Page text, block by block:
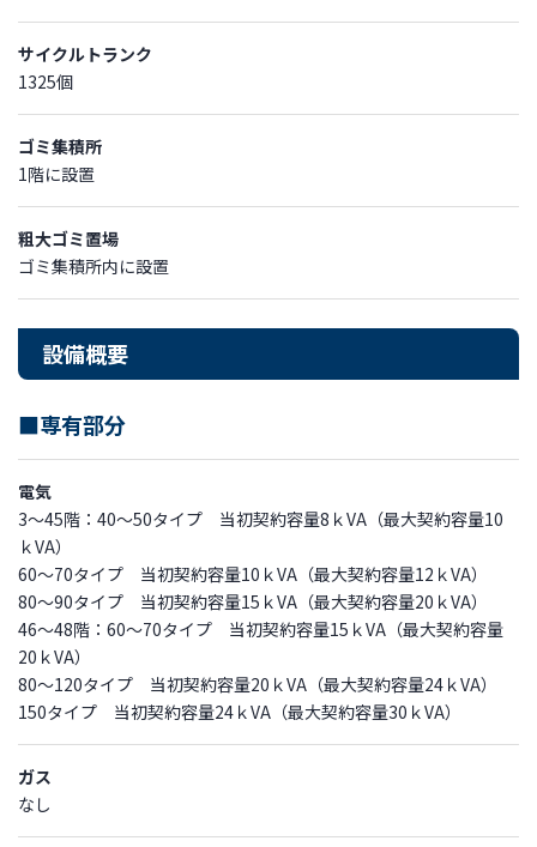
サイクルトランク
1325個
ゴミ集積所
1階に設置
粗大ゴミ置場
ゴミ集積所内に設置
設備概要
■専有部分
電気
3～45階：40～50タイプ 当初契約容量8ｋVA（最大契約容量10
ｋVA）
60～70タイプ 当初契約容量10ｋVA（最大契約容量12ｋVA）
80～90タイプ 当初契約容量15ｋVA（最大契約容量20ｋVA）
46～48階：60～70タイプ 当初契約容量15ｋVA（最大契約容量
20ｋVA）
80～120タイプ 当初契約容量20ｋVA（最大契約容量24ｋVA）
150タイプ 当初契約容量24ｋVA（最大契約容量30ｋVA）
ガス
なし